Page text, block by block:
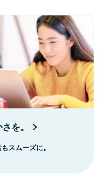
を。
スムーズに。